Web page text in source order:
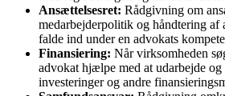
Ansættelsesret: Rådgivning om
medarbejderpolitik og håndtering af
falde ind under en advokats
Finansiering: Når virksomheden
advokat hjælpe med at udarbejde
investeringer og andre